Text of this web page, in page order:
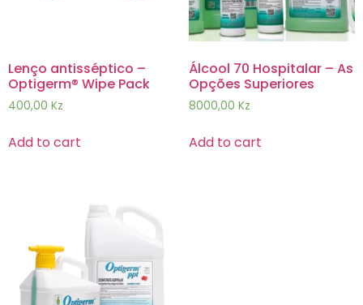
Lenço antisséptico –
Optigerm® Wipe Pack
400,00 Kz
Add to cart
Álcool 70 Hospitalar – As
Opções Superiores
8000,00 Kz
Add to cart